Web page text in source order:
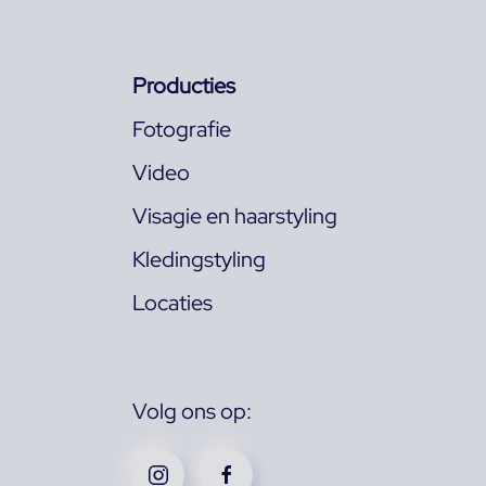
Producties
Fotografie
Video
Visagie en haarstyling
Kledingstyling
Locaties
Volg ons op: